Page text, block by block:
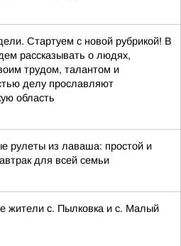
Стартуем с новой рубрикой! В
рассказывать о людях,
трудом, талантом и
делу прославляют
область
рулеты из лаваша: простой и
для всей семьи
жители с. Пылковка и с. Малый